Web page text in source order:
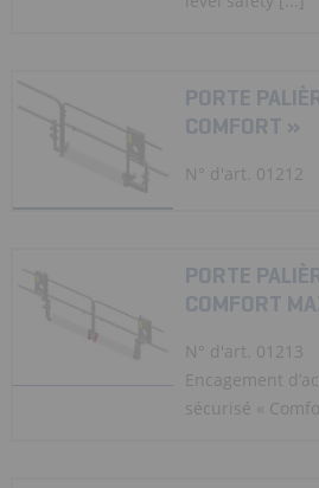
PORTE
COMFORT »
N° d'art. 01212
PORTE
COMFORT
N° d'art. 01213
Encagement
sécurisé «